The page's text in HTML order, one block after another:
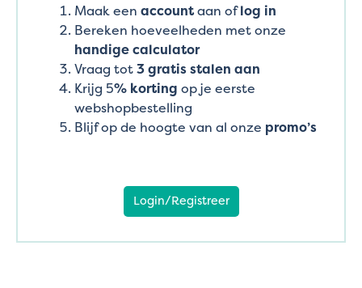
Maak een accountaan oflog in
Bereken hoeveelheden met onze
handige calculator
Vraag tot3 gratis stalen aan
Krijg 5% korting op je eerste
webshopbestelling
Blijf op de hoogte van al onze promo’s
Login/Registreer